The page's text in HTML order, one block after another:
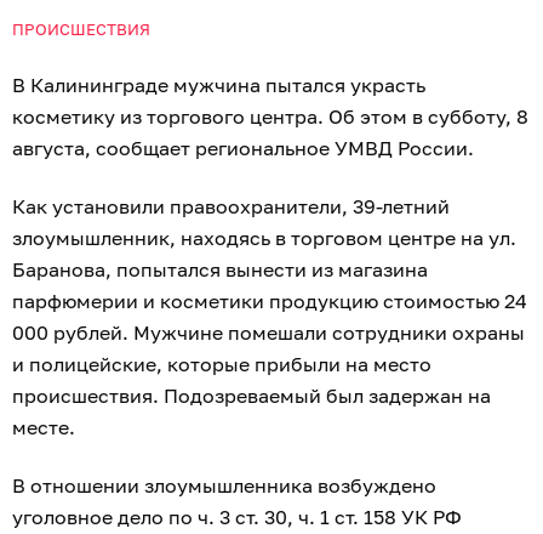
ПРОИСШЕСТВИЯ
В Калининграде мужчина пытался украсть
косметику из торгового центра. Об этом в субботу, 8
августа, сообщает региональное УМВД России.
Как установили правоохранители, 39-летний
злоумышленник, находясь в торговом центре на ул.
Баранова, попытался вынести из магазина
парфюмерии и косметики продукцию стоимостью 24
000 рублей. Мужчине помешали сотрудники охраны
и полицейские, которые прибыли на место
происшествия. Подозреваемый был задержан на
месте.
В отношении злоумышленника возбуждено
уголовное дело по ч. 3 ст. 30, ч. 1 ст. 158 УК РФ